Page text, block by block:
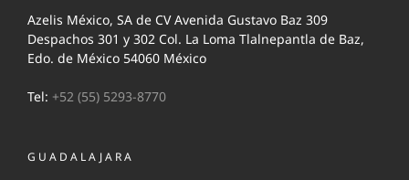
Azelis México, SA de CV Avenida Gustavo Baz 309
Despachos 301 y 302 Col. La Loma Tlalnepantla de Baz,
Edo. de México 54060 México
Tel: +52 (55) 5293-8770
GUADALAJARA